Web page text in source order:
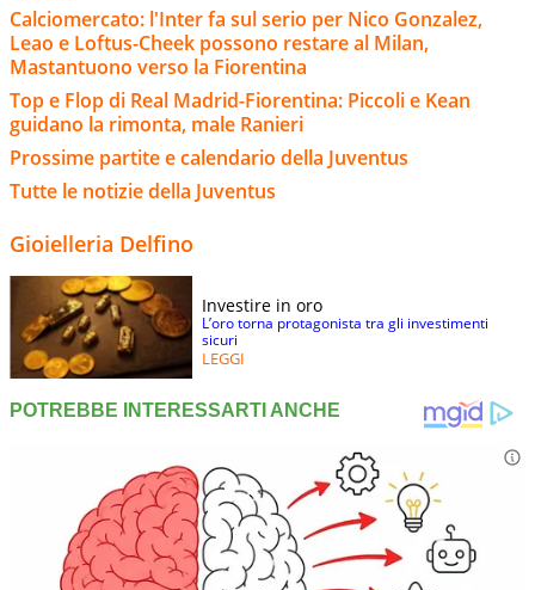
Calciomercato: l'Inter fa sul serio per Nico Gonzalez,
Leao e Loftus-Cheek possono restare al Milan,
Mastantuono verso la Fiorentina
Top e Flop di Real Madrid-Fiorentina: Piccoli e Kean
guidano la rimonta, male Ranieri
Prossime partite e calendario della Juventus
Tutte le notizie della Juventus
Gioielleria Delfino
Investire in oro
L’oro torna protagonista tra gli investimenti
sicuri
LEGGI